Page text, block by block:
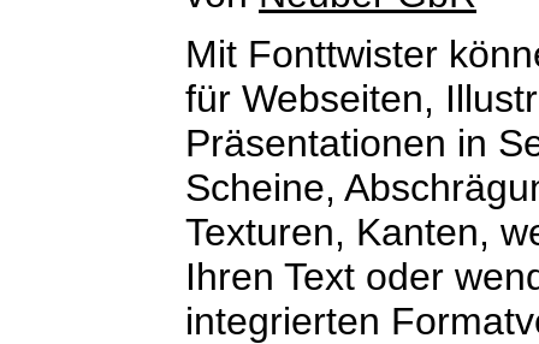
Mit Fonttwister
für Webseiten,
Präsentationen in
Scheine,
Texturen, Kanten,
Ihren Text oder
integrierten